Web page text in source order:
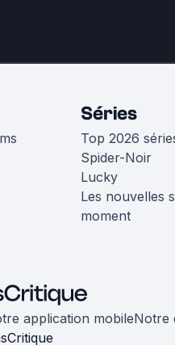
Séries
Top 2026
Spider-Noir
Lucky
Les nouvelles
moment
application mobileNotre